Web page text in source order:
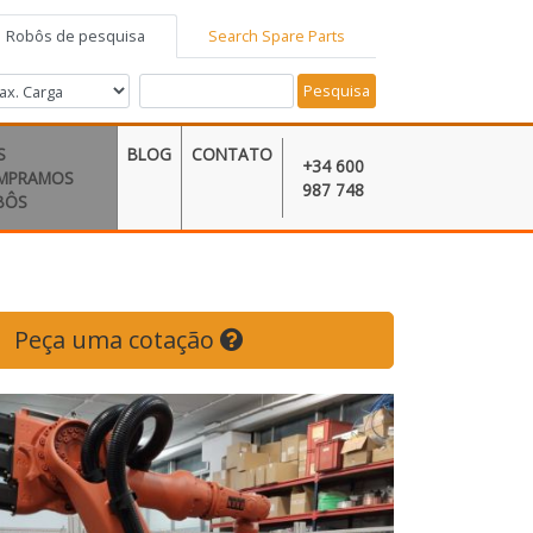
Robôs de pesquisa Search Spare Parts
Pesquisa
BLOG CONTATO
+34 600
987 748
Peça uma cotação